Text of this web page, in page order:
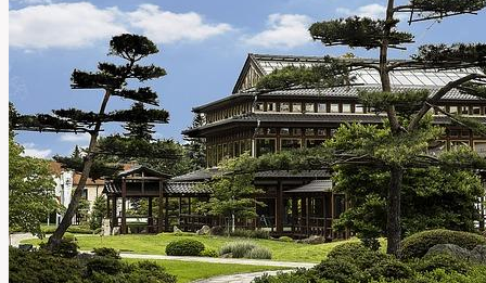
použití
slova?